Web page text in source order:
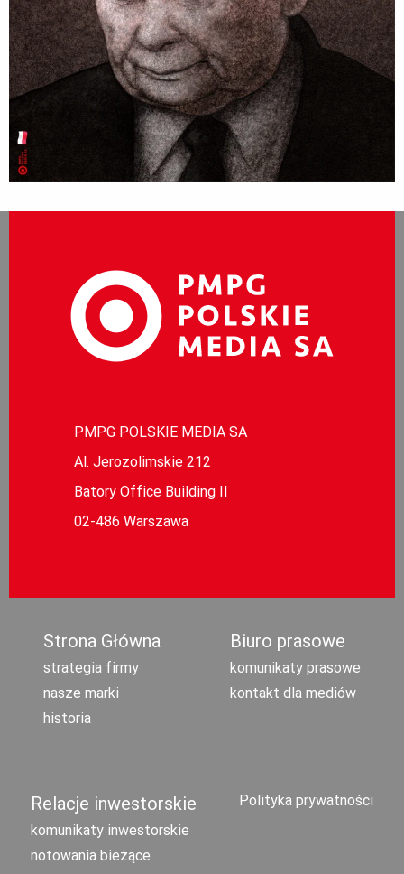
PMPG POLSKIE MEDIA SA
Al. Jerozolimskie 212
Batory Office Building II
02-486 Warszawa
Strona Główna
strategia firmy
nasze marki
historia
Biuro prasowe
komunikaty prasowe
kontakt dla mediów
Relacje inwestorskie
komunikaty inwestorskie
notowania bieżące
Polityka prywatności